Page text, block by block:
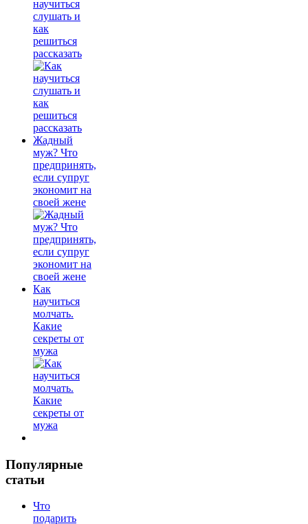
научиться
слушать и
как
решиться
рассказать
Жадный
муж? Что
предпринять,
если супруг
экономит на
своей жене
Как
научиться
молчать.
Какие
секреты от
мужа
Популярные
статьи
Что
подарить